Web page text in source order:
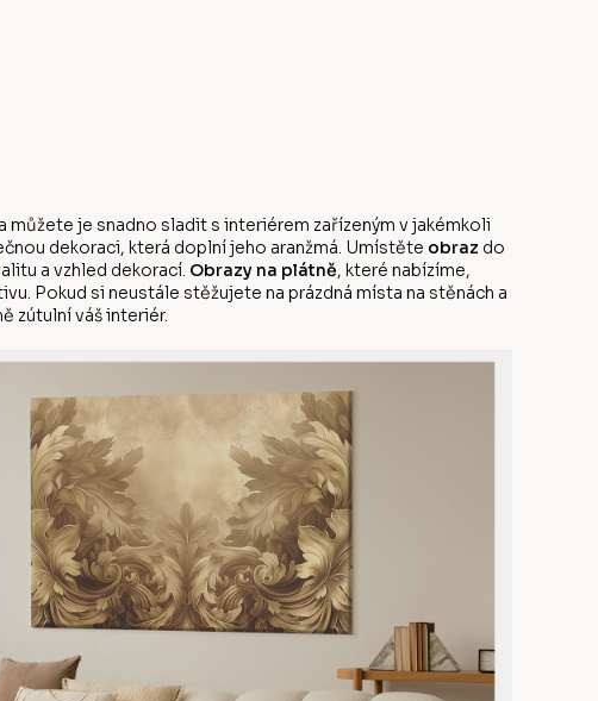
je snadno sladit s interiérem zařízeným v jakémkoli
dekoraci, která doplní jeho aranžmá. Umístěte obraz do
a vzhled dekorací. Obrazy na plátně, které nabízíme,
Pokud si neustále stěžujete na prázdná místa na stěnách a
zútulní váš interiér.